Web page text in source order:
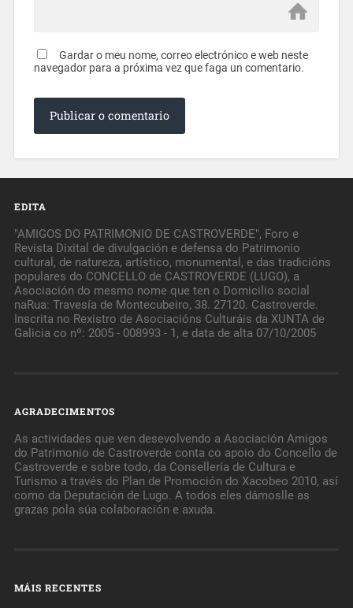
Gardar o meu nome, correo electrónico e web neste
navegador para a próxima vez que faga un comentario.
EDITA
"AMIGOS DO PATRIMONIO DE CASTROVERDE", Foro e
Revista Dixital de divulgación e defensa do Patrimonio
cultural, de natureza, artístico, monumental, e das tradicións
populares do CONCELLO de CASTROVERDE (LUGO), a
Asociación do mesmo nome que ten o Domicilio social
naRua: Travesía de Montecubeiro, 38. 27120. Castroverde.
Inscrita no Rexistro de Asociacións Culturáis da XUNTA de
Galicia co nº: 2005 - 008993 - 1, e data de alta 07/10/2005
AGRADECIMENTOS
As actividades que ven desevolvendo a Asociación Amigos
do Patrimonio de Castroverde conta co apoio do Concello de
Castroverde e sobre todo, da Consellería de Cultura e
Turismo a través do Plan de Promoción do Xacobeo 2010, así
como da Deputación de Lugo. A todos eles dámoslle as
grazas pola súa colaboración e axuda.
MÁIS RECENTES